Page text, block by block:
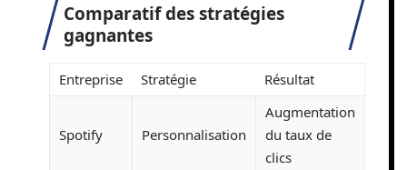
Comparatif des stratégies
gagnantes
Entreprise Stratégie Résultat
Spotify Personnalisation
Augmentation
du taux de
clics